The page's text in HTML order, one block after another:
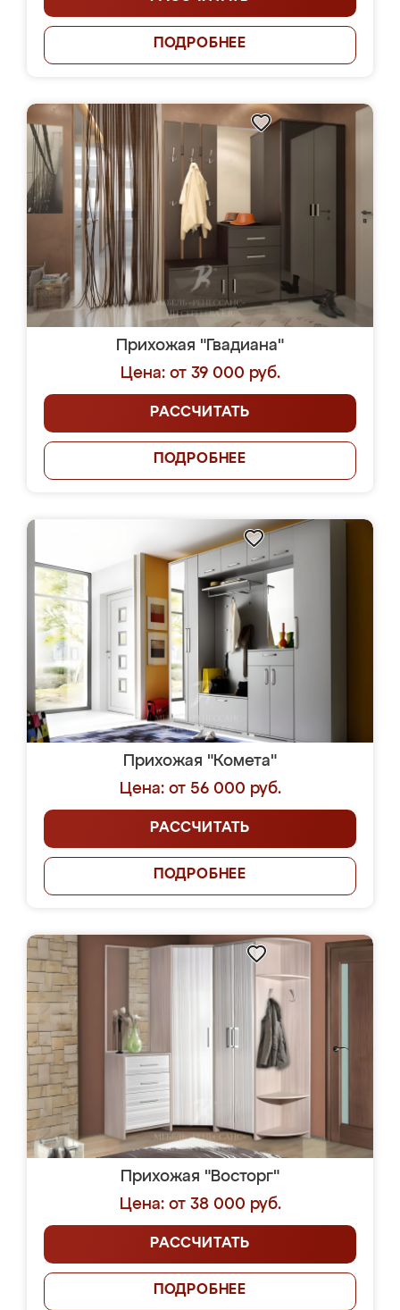
ПОДРОБНЕЕ
Прихожая "Гвадиана"
Цена: от 39 000 руб.
РАССЧИТАТЬ
ПОДРОБНЕЕ
Прихожая "Комета"
Цена: от 56 000 руб.
РАССЧИТАТЬ
ПОДРОБНЕЕ
Прихожая "Восторг"
Цена: от 38 000 руб.
РАССЧИТАТЬ
ПОДРОБНЕЕ